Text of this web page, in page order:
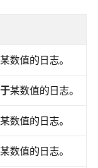
某数值的日志。
某数值的日志。
某数值的日志。
某数值的日志。